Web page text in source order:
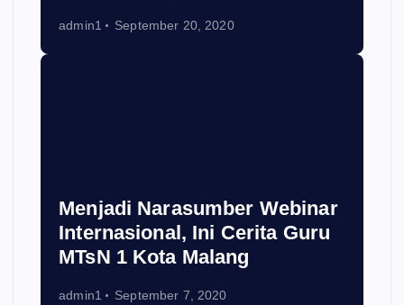
admin1 September 20, 2020
Menjadi Narasumber Webinar
Internasional, Ini Cerita Guru
MTsN 1 Kota Malang
admin1 September 7, 2020